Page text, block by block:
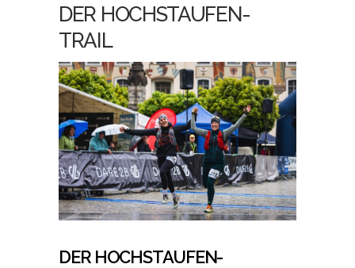
DER HOCHSTAUFEN-
TRAIL
DER HOCHSTAUFEN-